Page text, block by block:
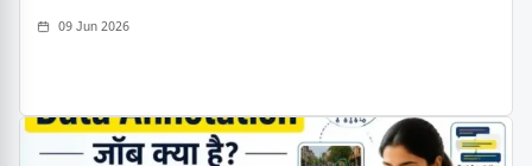
09 Jun 2026